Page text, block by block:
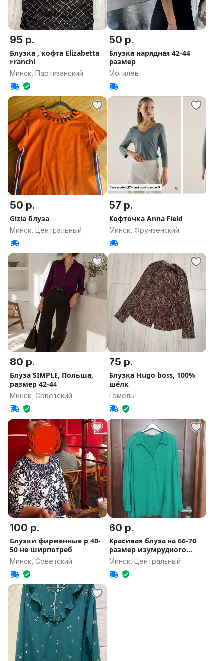
95 р.
Блузка , кофта Elizabetta
Franchi
Минск, Партизанский
50 р.
Блузка нарядная 42-44
размер
Могилев
50 р.
Gizia блуза
Минск, Центральный
57 р.
Кофточка Anna Field
Минск, Фрунзенский
80 р.
Блуза SIMPLE, Польша,
размер 42-44
Минск, Советский
75 р.
Блузка Hugo boss, 100%
шёлк
Гомель
100 р.
Блузки фирменные р 48-
50 не ширпотреб
Минск, Советский
60 р.
Красивая блуза на 66-70
размер изумрудного
цвета.
Минск, Центральный